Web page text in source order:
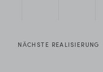
NÄCHSTE REALISIERUNG